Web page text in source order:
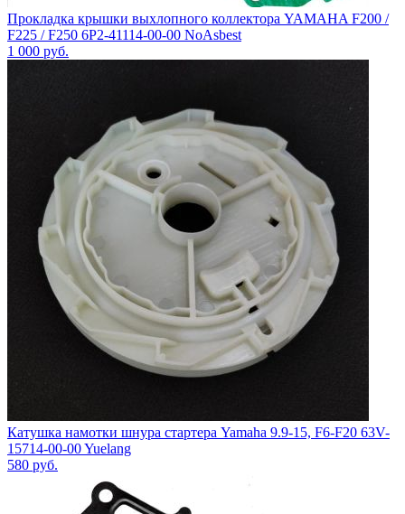
Прокладка крышки выхлопного коллектора YAMAHA F200 /
F225 / F250 6P2-41114-00-00 NoAsbest
1 000 руб.
Катушка намотки шнура стартера Yamaha 9.9-15, F6-F20 63V-
15714-00-00 Yuelang
580 руб.